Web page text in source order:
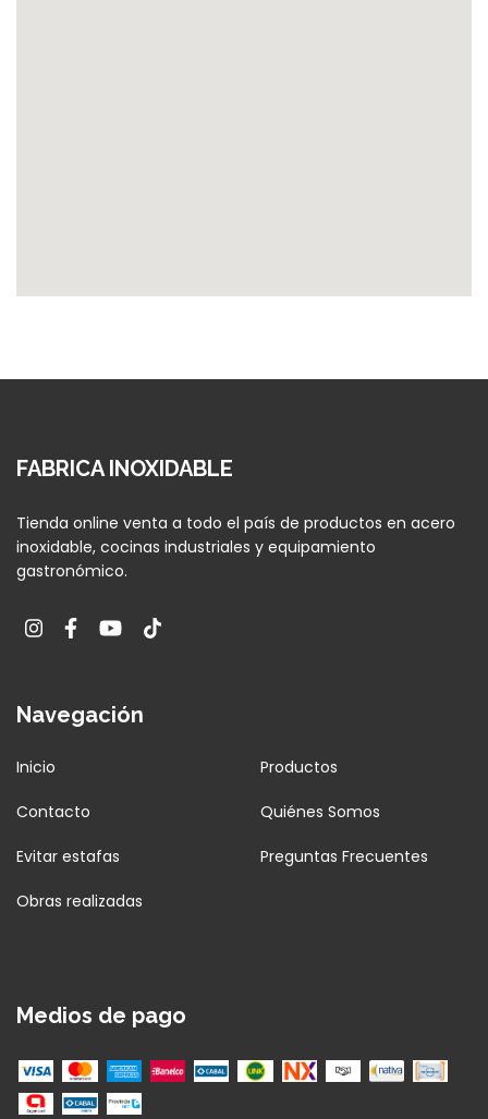
FABRICA INOXIDABLE
Tienda online venta a todo el país de productos en acero
inoxidable, cocinas industriales y equipamiento
gastronómico.
Navegación
Inicio Productos
Contacto Quiénes Somos
Evitar estafas Preguntas Frecuentes
Obras realizadas
Medios de pago